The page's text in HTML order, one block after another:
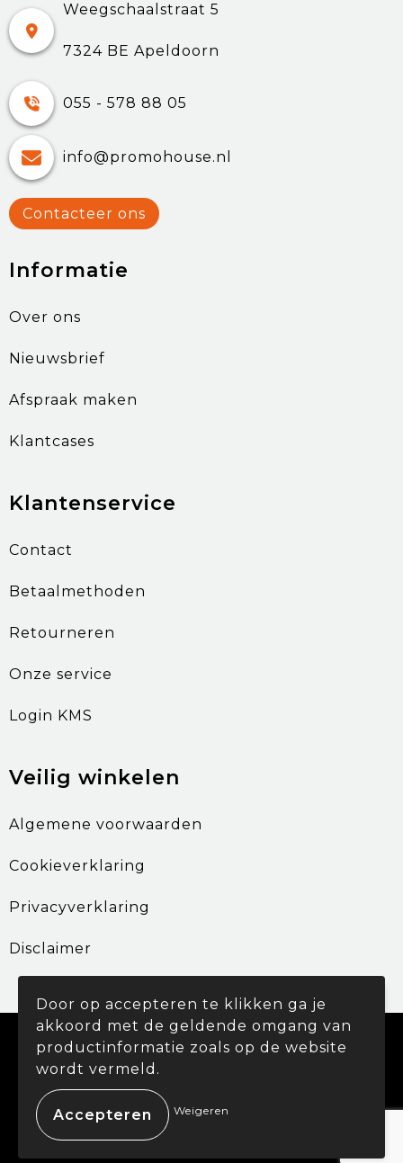
Weegschaalstraat 5
7324 BE Apeldoorn
055 - 578 88 05
info@promohouse.nl
Contacteer ons
Informatie
Over ons
Nieuwsbrief
Afspraak maken
Klantcases
Klantenservice
Contact
Betaalmethoden
Retourneren
Onze service
Login KMS
Veilig winkelen
Algemene voorwaarden
Cookieverklaring
Privacyverklaring
Disclaimer
© Copyright Promohouse 2024
Door op accepteren te klikken ga je
akkoord met de geldende omgang van
productinformatie zoals op de website
wordt vermeld.
Weigeren